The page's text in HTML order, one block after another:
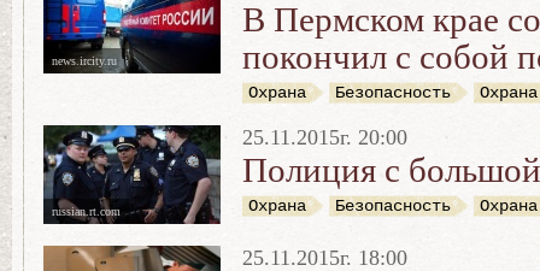
news.ircity.ru
В Пермском крае
покончил с собой
Охрана Безопасность
russian.rt.com
25.11.2015г. 20:00
Полиция с
Охрана Безопасность
25.11.2015г. 18:00